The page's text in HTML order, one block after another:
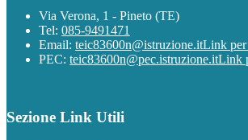
Via Verona, 1 - Pineto (TE)
Tel: 085-9491471
Email: teic83600n@istruzione.itLink per
PEC: teic83600n@pec.istruzione.itLink
Sezione Link Utili